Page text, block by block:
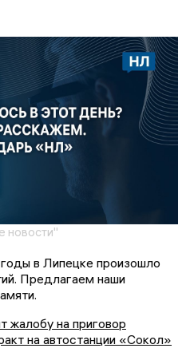
новости"
в Липецке произошло
Предлагаем наши
жалобу на приговор
на автостанции «Сокол»